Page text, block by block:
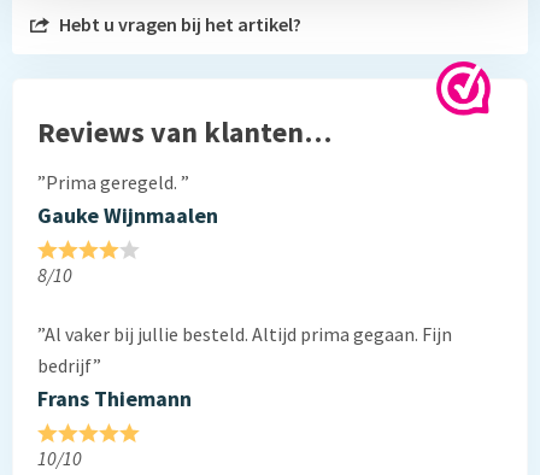
Hebt u vragen bij het artikel?
Reviews van klanten…
”Prima geregeld. ”
Gauke Wijnmaalen
8/10
”Al vaker bij jullie besteld. Altijd prima gegaan. Fijn
bedrijf”
Frans Thiemann
10/10